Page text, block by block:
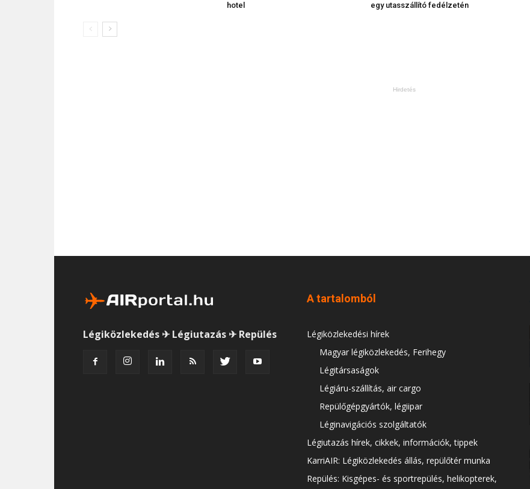
hotel
egy utasszállító fedélzetén
Hirdetés
Légiközlekedés ✈ Légiutazás ✈ Repülés
A tartalomból
Légiközlekedési hírek
Magyar légiközlekedés, Ferihegy
Légitársaságok
Légiáru-szállítás, air cargo
Repülőgépgyártók, légiipar
Léginavigációs szolgáltatók
Légiutazás hírek, cikkek, információk, tippek
KarriAIR: Légiközlekedés állás, repülőtér munka
Repülés: Kisgépes- és sportrepülés, helikopterek,